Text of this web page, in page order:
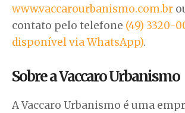
www.vaccarourbanismo.com.br
contato pelo telefone (49) 3320-
disponível via WhatsApp).
Sobre a Vaccaro Urbanismo
A Vaccaro Urbanismo é uma